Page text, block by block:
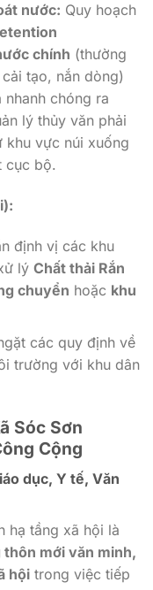
nước: Quy hoạch
chính (thường
tạo, nắn dòng)
chóng ra
lý thủy văn phải
khu vực núi xuống
cục bộ.
định vị các khu
lý Chất thải Rắn
chuyển hoặc khu
các quy định về
trường với khu dân
Sóc Sơn
Cộng
dục, Y tế, Văn
hạ tầng xã hội là
mới văn minh,
hội trong việc tiếp